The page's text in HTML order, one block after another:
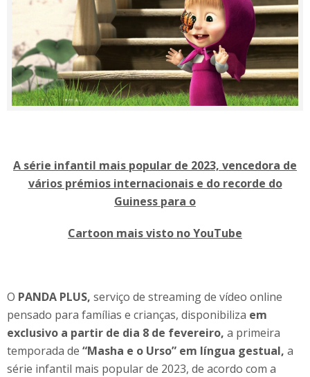
A série infantil mais popular de 2023, vencedora de
vários prémios internacionais e do recorde do
Guiness para o
Cartoon mais visto no YouTube
O PANDA PLUS, serviço de streaming de vídeo online
pensado para famílias e crianças, disponibiliza em
exclusivo a partir de dia 8 de fevereiro, a primeira
temporada de “Masha e o Urso” em língua gestual, a
série infantil mais popular de 2023, de acordo com a